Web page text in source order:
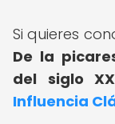
Si quieres
De la
del siglo XX
Influencia